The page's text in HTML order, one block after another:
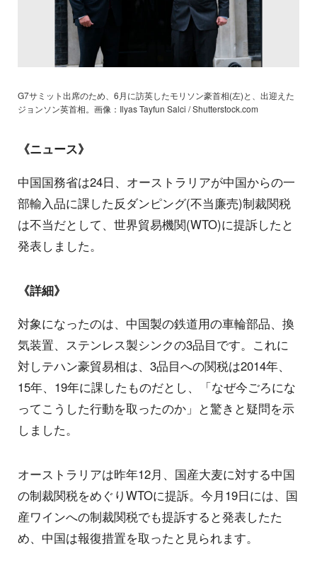
G7サミット出席のため、6月に訪英したモリソン豪首相(左)と、出迎えた
ジョンソン英首相。画像：Ilyas Tayfun Salci / Shutterstock.com
《ニュース》
中国国務省は24日、オーストラリアが中国からの一
部輸入品に課した反ダンピング(不当廉売)制裁関税
は不当だとして、世界貿易機関(WTO)に提訴したと
発表しました。
《詳細》
対象になったのは、中国製の鉄道用の車輪部品、換
気装置、ステンレス製シンクの3品目です。これに
対しテハン豪貿易相は、3品目への関税は2014年、
15年、19年に課したものだとし、「なぜ今ごろにな
ってこうした行動を取ったのか」と驚きと疑問を示
しました。
オーストラリアは昨年12月、国産大麦に対する中国
の制裁関税をめぐりWTOに提訴。今月19日には、国
産ワインへの制裁関税でも提訴すると発表したた
め、中国は報復措置を取ったと見られます。